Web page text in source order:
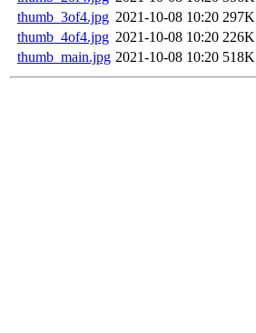
thumb_3of4.jpg 2021-10-08 10:20 297K
thumb_4of4.jpg 2021-10-08 10:20 226K
thumb_main.jpg 2021-10-08 10:20 518K